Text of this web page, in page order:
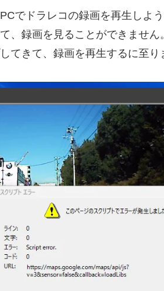
でドラレコの録画を再生しよ
、録画を見ることができませ
てきて、録画を再生するに至り